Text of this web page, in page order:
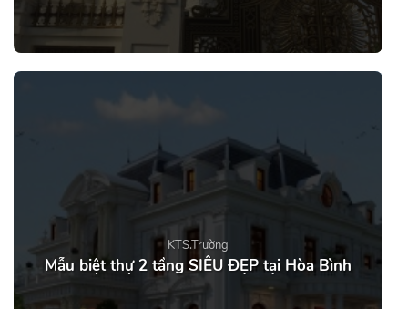
KTS.Trường
Mẫu biệt thự 2 tầng SIÊU ĐẸP tại Hòa Bình